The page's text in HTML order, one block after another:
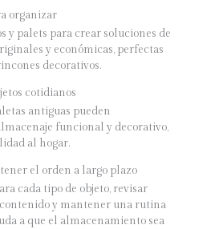
organizar
y palets para crear soluciones de
y económicas, perfectas
decorativos.
cotidianos
antiguas pueden
funcional y decorativo,
al hogar.
el orden a largo plazo
cada tipo de objeto, revisar
y mantener una rutina
a que el almacenamiento sea